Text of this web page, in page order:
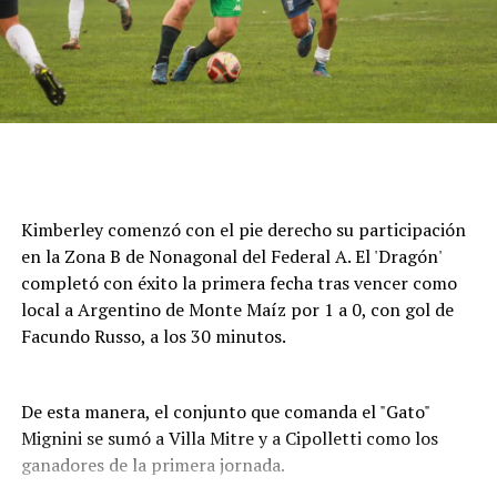
Cómo funciona el Power Ranking de la Fórmula 1
Esta clasificación funciona a través de un panel de cinco
incluye también la clasificación previa y, en caso de
tener, las carreras sprint.
Este análisis tiene la premisa de dejar de lado el
potencial del auto en la calificación de los pilotos, por lo
A lo largo del año, se acumularon las valoraciones de
cada uno en una tabla general que, luego de once fechas
Kimberley comenzó con el pie derecho su participación
en la Zona B de Nonagonal del Federal A. El 'Dragón'
completó con éxito la primera fecha tras vencer como
local a Argentino de Monte Maíz por 1 a 0, con gol de
Facundo Russo, a los 30 minutos.
De esta manera, el conjunto que comanda el "Gato"
Mignini se sumó a Villa Mitre y a Cipolletti como los
ganadores de la primera jornada.